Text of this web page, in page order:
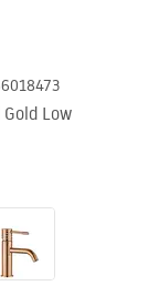
Low